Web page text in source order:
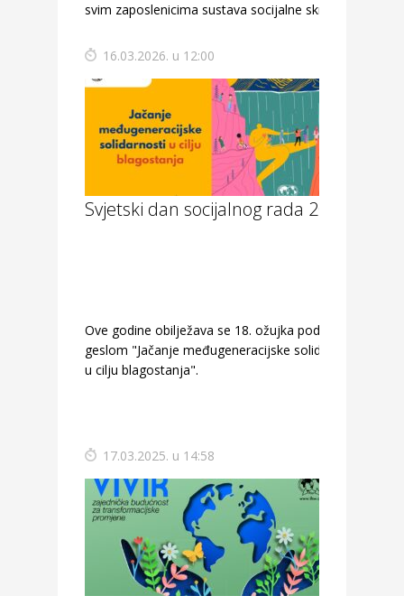
svim zaposlenicima sustava socijalne skrbi.
16.03.2026. u 12:00
Svjetski dan socijalnog rada 2025.
Ove godine obilježava se 18. ožujka pod
geslom "Jačanje međugeneracijske solidarnosti
u cilju blagostanja".
17.03.2025. u 14:58